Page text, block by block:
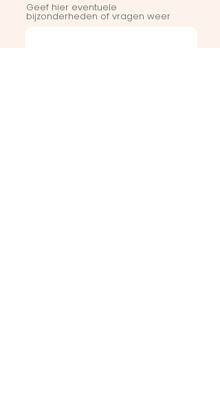
Geef hier eventuele
bijzonderheden of vragen weer